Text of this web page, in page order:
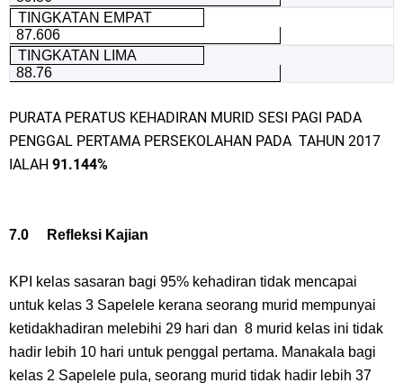
TINGKATAN EMPAT
87.606
TINGKATAN LIMA
88.76
PURATA PERATUS KEHADIRAN MURID SESI PAGI PADA
PENGGAL PERTAMA PERSEKOLAHAN PADA TAHUN 2017
IALAH 91.144%
7.0 Refleksi Kajian
KPI kelas sasaran bagi 95% kehadiran tidak mencapai
untuk kelas 3 Sapelele kerana seorang murid mempunyai
ketidakhadiran melebihi 29 hari dan 8 murid kelas ini tidak
hadir lebih 10 hari untuk penggal pertama. Manakala bagi
kelas 2 Sapelele pula, seorang murid tidak hadir lebih 37